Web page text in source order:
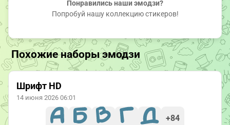
Понравились наши эмодзи?
Попробуй нашу коллекцию стикеров!
Похожие наборы эмодзи
Шрифт HD
14 июня 2026 06:01
+84